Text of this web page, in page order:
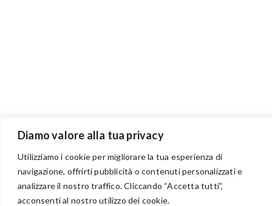
Diamo valore alla tua privacy
Utilizziamo i cookie per migliorare la tua esperienza di
navigazione, offrirti pubblicità o contenuti personalizzati e
analizzare il nostro traffico. Cliccando “Accetta tutti”,
acconsenti al nostro utilizzo dei cookie.
BENVENUTI NEL PORTALE RIVENDITORI